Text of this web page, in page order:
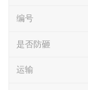
编号
是否防砸
运输